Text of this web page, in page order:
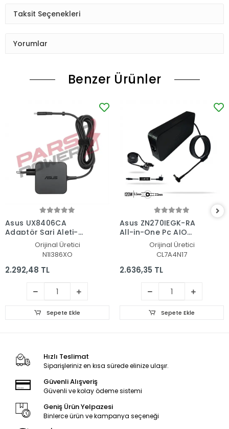
Taksit Seçenekleri
Yorumlar
Benzer Ürünler
Asus UX8406CA
Adaptör Şarj Aleti-
Orijinal Üretici
N1I386XO
2.292,48 TL
Sepete Ekle
Asus ZN270IEGK-RA
All-in-One Pc AIO
Adaptör Şarj Aleti-
Orijinal Üretici
CL7A4N17
2.636,35 TL
Sepete Ekle
Hızlı Teslimat
Siparişleriniz en kısa sürede elinize ulaşır.
Güvenli Alışveriş
Güvenli ve kolay ödeme sistemi
Geniş Ürün Yelpazesi
Binlerce ürün ve kampanya seçeneği